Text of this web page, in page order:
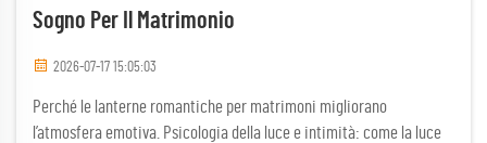
Sogno Per Il Matrimonio
2026-07-17 15:05:03
Perché le lanterne romantiche per matrimoni migliorano
l’atmosfera emotiva. Psicologia della luce e intimità: come la luce